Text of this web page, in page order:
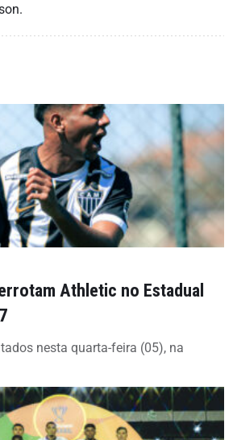
Athletic no Estadual
nesta quarta-feira (05), na